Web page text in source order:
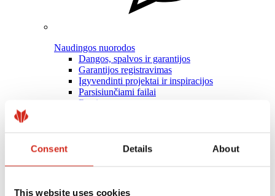
Consent Details About
This website uses cookies
Naudingos nuorodos
Dangos, spalvos ir garantijos
Garantijos registravimas
Įgyvendinti projektai ir inspiracijos
Parsisiunčiami failai
Rasti rangovą